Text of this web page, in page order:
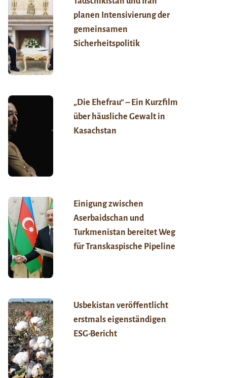
planen Intensivierung der
gemeinsamen
Sicherheitspolitik
„Die Ehefrau“ – Ein Kurzfilm
über häusliche Gewalt in
Kasachstan
Einigung zwischen
Aserbaidschan und
Turkmenistan bereitet Weg
für Transkaspische Pipeline
Usbekistan veröffentlicht
erstmals eigenständigen
ESG-Bericht